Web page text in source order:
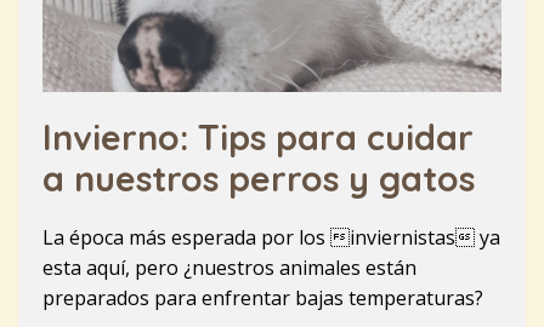
Invierno: Tips para cuidar
a nuestros perros y gatos
La época más esperada por los inviernistas ya
esta aquí, pero ¿nuestros animales están
preparados para enfrentar bajas temperaturas?